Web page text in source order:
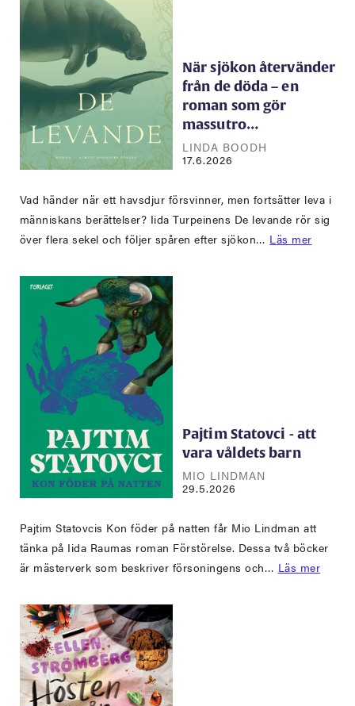
När sjökon återvänder
från de döda – en
roman som gör
massutro…
LINDA BOODH
17.6.2026
Vad händer när ett havsdjur försvinner, men fortsätter leva i
människans berättelser? Iida Turpeinens De levande rör sig
över flera sekel och följer spåren efter sjökon… Läs mer
Pajtim Statovci - att
vara våldets barn
MIO LINDMAN
29.5.2026
Pajtim Statovcis Kon föder på natten får Mio Lindman att
tänka på Iida Raumas roman Förstörelse. Dessa två böcker
är mästerverk som beskriver försoningens och… Läs mer